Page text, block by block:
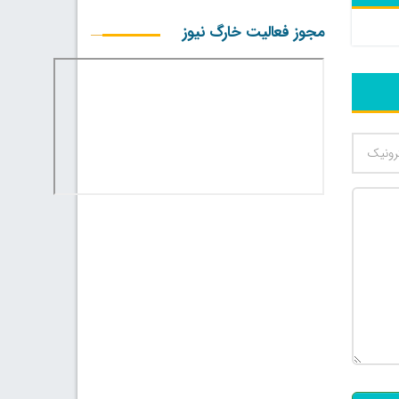
مجوز فعالیت خارگ نیوز